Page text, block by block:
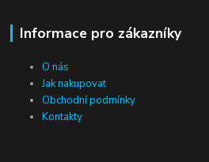
Informace pro zákazníky
O nás
Jak nakupovat
Obchodní podmínky
Kontakty